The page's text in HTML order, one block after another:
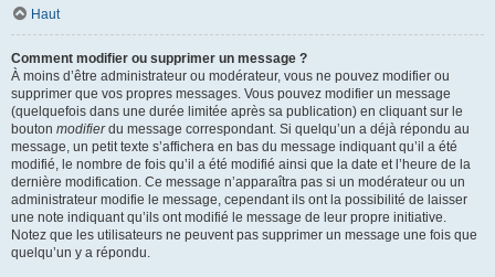
Haut
Comment modifier ou supprimer un message ?
À moins d’être administrateur ou modérateur, vous ne pouvez modifier ou
supprimer que vos propres messages. Vous pouvez modifier un message
(quelquefois dans une durée limitée après sa publication) en cliquant sur le
bouton modifierdu message correspondant. Si quelqu’un a déjà répondu au
message, un petit texte s’affichera en bas du message indiquant qu’il a été
modifié, le nombre de fois qu’il a été modifié ainsi que la date et l’heure de la
dernière modification. Ce message n’apparaîtra pas si un modérateur ou un
administrateur modifie le message, cependant ils ont la possibilité de laisser
une note indiquant qu’ils ont modifié le message de leur propre initiative.
Notez que les utilisateurs ne peuvent pas supprimer un message une fois que
quelqu’un y a répondu.